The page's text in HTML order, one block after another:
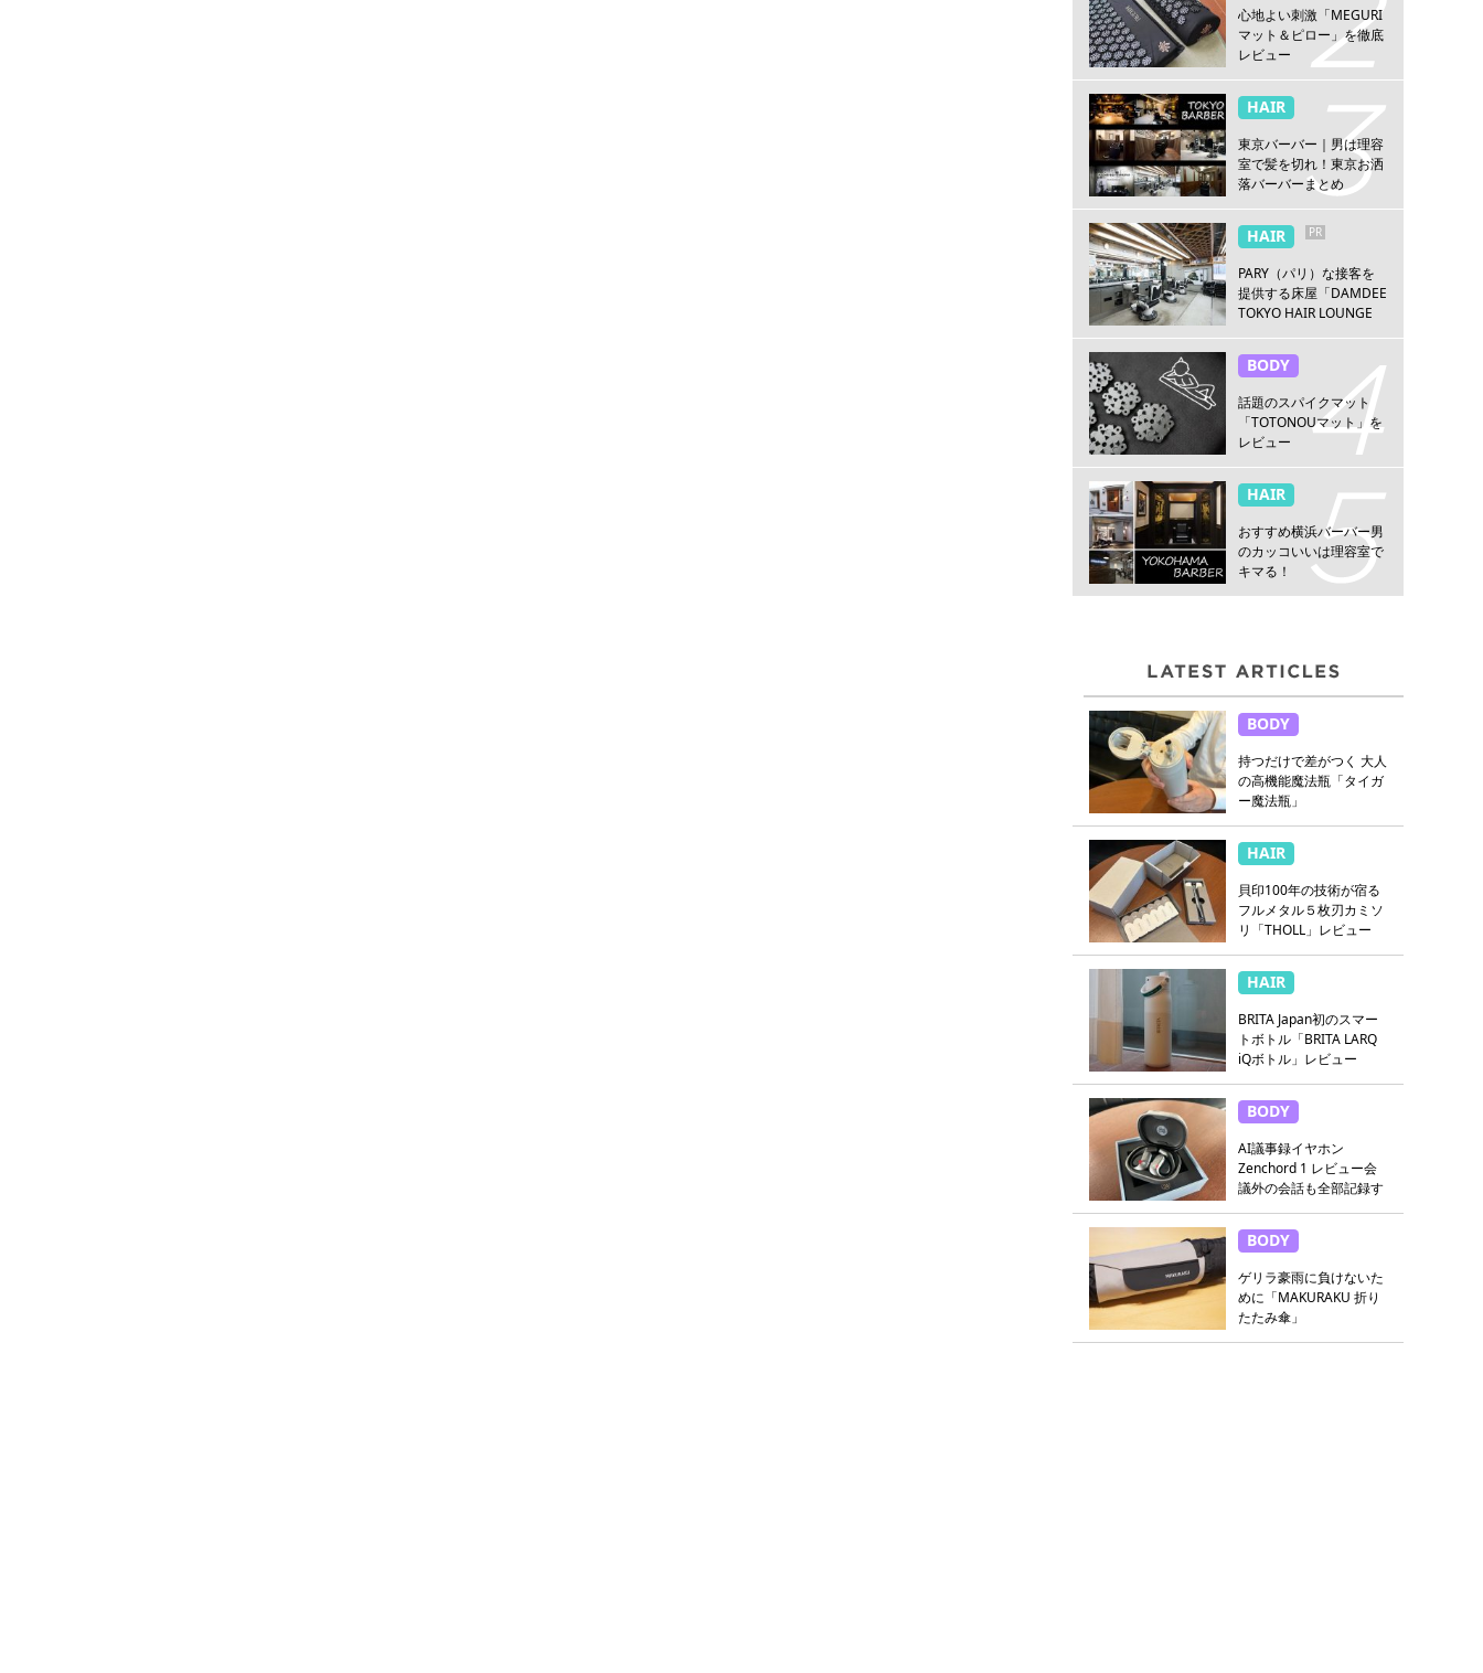
心地よい刺激「MEGURI
マット＆ピロー」を徹底
レビュー
HAIR
東京バーバー｜男は理容
室で髪を切れ！東京お洒
落バーバーまとめ
HAIR PR
PARY（パリ）な接客を
提供する床屋「DAMDEE
TOKYO HAIR LOUNGE
BODY
話題のスパイクマット
「TOTONOUマット」を
レビュー
HAIR
おすすめ横浜バーバー男
のカッコいいは理容室で
キマる！
BODY
持つだけで差がつく 大人
の高機能魔法瓶「タイガ
ー魔法瓶」
HAIR
貝印100年の技術が宿る
フルメタル５枚刃カミソ
リ「THOLL」レビュー
HAIR
BRITA Japan初のスマー
トボトル「BRITA LARQ
iQボトル」レビュー
BODY
AI議事録イヤホン
Zenchord 1 レビュー会
議外の会話も全部記録す
BODY
ゲリラ豪雨に負けないた
めに「MAKURAKU 折り
たたみ傘」